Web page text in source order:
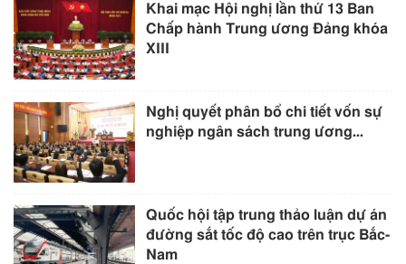
Khai mạc Hội nghị lần thứ 13 Ban
Chấp hành Trung ương Đảng khóa
XIII
Nghị quyết phân bổ chi tiết vốn sự
nghiệp ngân sách trung ương...
Quốc hội tập trung thảo luận dự án
đường sắt tốc độ cao trên trục Bắc-
Nam